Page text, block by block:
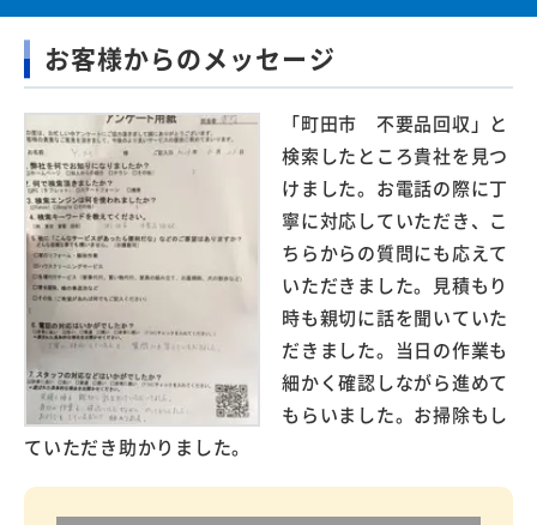
お客様からのメッセージ
「町田市 不要品回収」と
検索したところ貴社を見つ
けました。お電話の際に丁
寧に対応していただき、こ
ちらからの質問にも応えて
いただきました。見積もり
時も親切に話を聞いていた
だきました。当日の作業も
細かく確認しながら進めて
もらいました。お掃除もし
ていただき助かりました。